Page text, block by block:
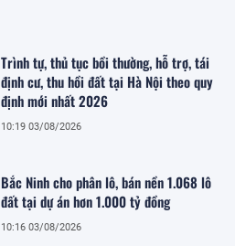
Trình tự, thủ tục bồi thường, hỗ trợ, tái
định cư, thu hồi đất tại Hà Nội theo quy
định mới nhất 2026
10:19 03/08/2026
Bắc Ninh cho phân lô, bán nền 1.068 lô
đất tại dự án hơn 1.000 tỷ đồng
10:16 03/08/2026